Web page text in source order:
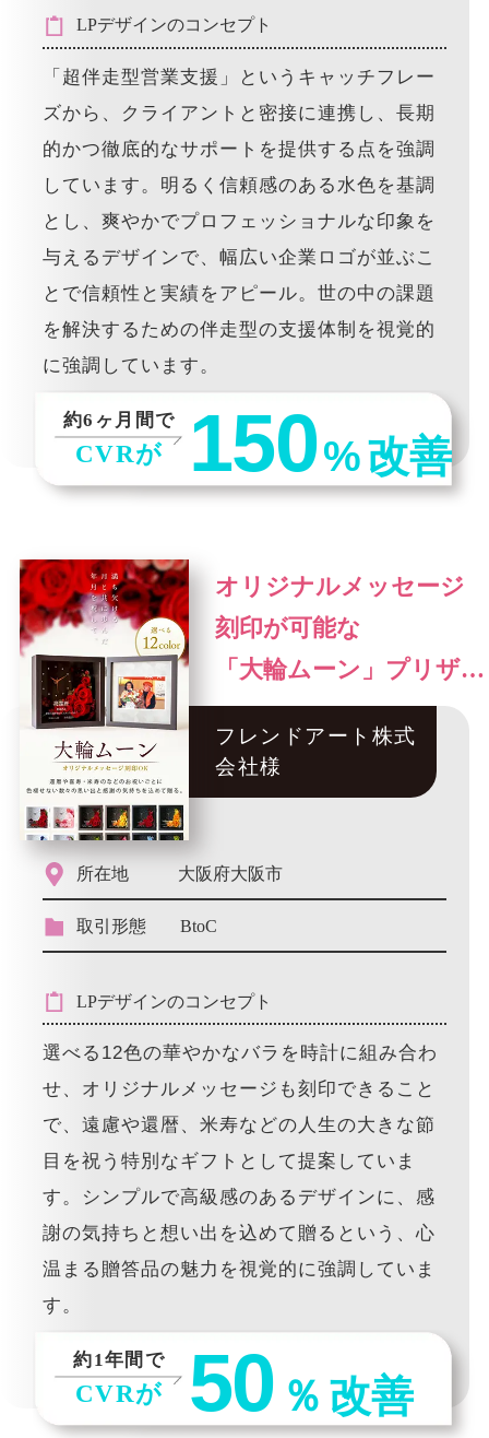
LPデザインのコンセプト
「超伴走型営業支援」というキャッチフレー
ズから、クライアントと密接に連携し、長期
的かつ徹底的なサポートを提供する点を強調
しています。明るく信頼感のある水色を基調
とし、爽やかでプロフェッショナルな印象を
与えるデザインで、幅広い企業ロゴが並ぶこ
とで信頼性と実績をアピール。世の中の課題
を解決するための伴走型の支援体制を視覚的
に強調しています。
約6ヶ月間で
CVRが 150%改善
オリジナルメッセージ
刻印が可能な
「大輪ムーン」プリザー
ブドフラワー
フレンドアート株式
会社様
所在地 大阪府大阪市
取引形態 BtoC
LPデザインのコンセプト
選べる12色の華やかなバラを時計に組み合わ
せ、オリジナルメッセージも刻印できること
で、遠慮や還暦、米寿などの人生の大きな節
目を祝う特別なギフトとして提案していま
す。シンプルで高級感のあるデザインに、感
謝の気持ちと想い出を込めて贈るという、心
温まる贈答品の魅力を視覚的に強調していま
す。
約1年間で
CVRが 50 ％ 改善